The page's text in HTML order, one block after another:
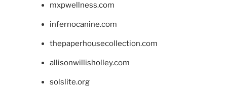
mxpwellness.com
infernocanine.com
thepaperhousecollection.com
allisonwillisholley.com
solslite.org